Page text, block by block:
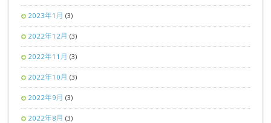
2023年1月 (3)
2022年12月 (3)
2022年11月 (3)
2022年10月 (3)
2022年9月 (3)
2022年8月 (3)